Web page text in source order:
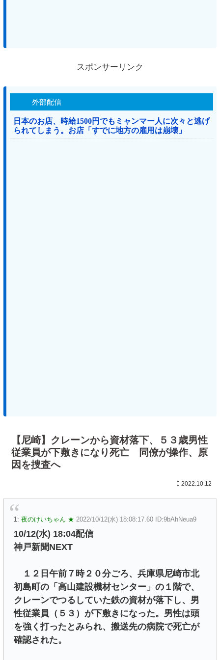
スポンサーリンク
外部配信
日本のお店、時給1500円でもミャンマー人に次々と逃げ
られてしまう。お店「すでに地方の雇用は崩壊」
【尼崎】クレーンから資材落下、５３歳男性
従業員が下敷きになり死亡 同僚が操作、原
因を捜査へ
2022.10.12
1: 夜のけいちゃん ★ 2022/10/12(水) 18:08:17.60 ID:9bAhNeua9
10/12(水) 18:04配信
神戸新聞NEXT
１２日午前７時２０分ごろ、兵庫県尼崎市北
初島町の「高山建設機材センター」の１階で、
クレーンでつるしていた鉄の資材が落下し、男
性従業員（５３）が下敷きになった。男性は頭
を強く打ったとみられ、搬送先の病院で死亡が
確認された。